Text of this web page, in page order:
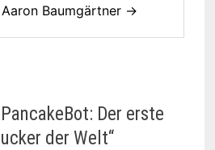
Aaron Baumgärtner →
PancakeBot: Der erste
der Welt“